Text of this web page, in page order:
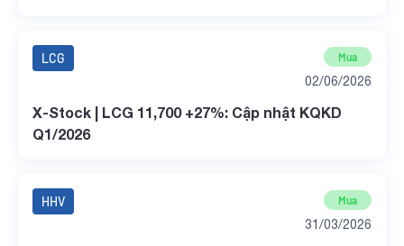
LCG Mua
02/06/2026
X-Stock | LCG 11,700 +27%: Cập nhật KQKD
Q1/2026
HHV Mua
31/03/2026